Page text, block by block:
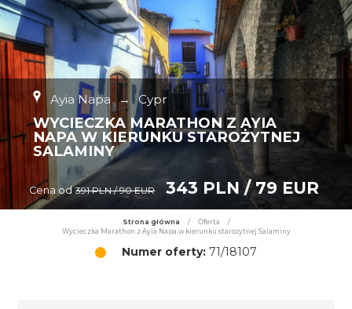
Ayia Napa → Cypr
WYCIECZKA MARATHON Z AYIA
NAPA W KIERUNKU STAROŻYTNEJ
SALAMINY
Cena od 391 PLN / 90 EUR 343 PLN / 79 EUR
Strona główna / Oferta
/
Wycieczka Marathon z Ayia Napa w kierunku starożytnej Salaminy
Numer oferty: 71/18107